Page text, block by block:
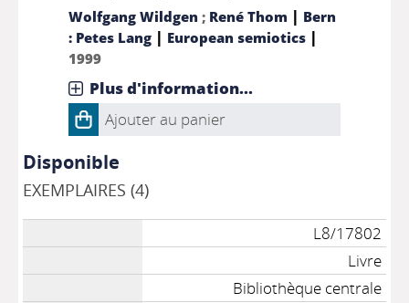
Wolfgang Wildgen ; René Thom | Bern
: Petes Lang| European semiotics|
1999
Plus d'information...
Ajouter au panier
Disponible
EXEMPLAIRES (4)
L8/17802
Livre
Bibliothèque centrale